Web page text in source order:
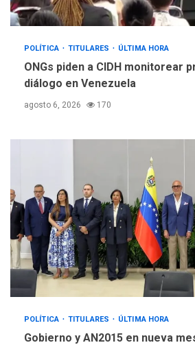
POLÍTICA TITULARES ÚLTIMA HORA
ONGs piden a CIDH monitorear
diálogo en Venezuela
agosto 6, 2026 170
POLÍTICA TITULARES ÚLTIMA HORA
Gobierno y AN2015 en nueva